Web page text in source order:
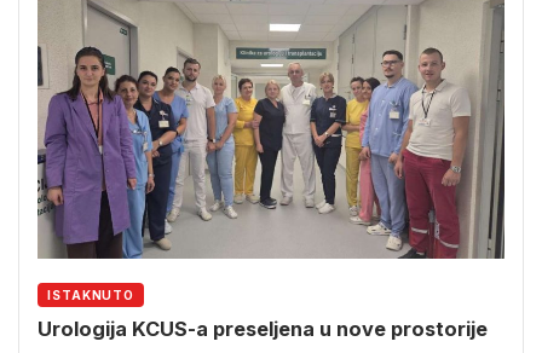
ISTAKNUTO
Urologija KCUS-a preseljena u nove prostorije